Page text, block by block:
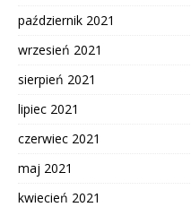
październik 2021
wrzesień 2021
sierpień 2021
lipiec 2021
czerwiec 2021
maj 2021
kwiecień 2021